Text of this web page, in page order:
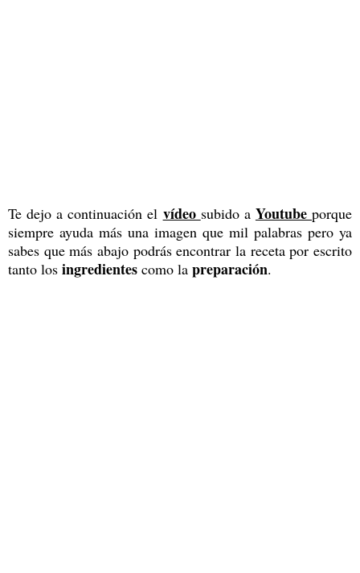
Te dejo a continuación el vídeo subido a Youtubeporque
siempre ayuda más una imagen que mil palabras pero ya
sabes que más abajo podrás encontrar la receta por escrito
tanto los ingredientes como la preparación.